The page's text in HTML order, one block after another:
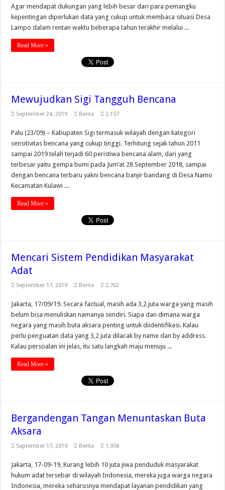
Agar mendapat dukungan yang lebih besar dari para pemangku
kepentingan diperlukan data yang cukup untuk membaca situasi Desa
Lampo dalam rentan waktu beberapa tahun terakhir melalui ...
Read More »
Mewujudkan Sigi Tangguh Bencana
September 24, 2019 Berita 2,157
Palu (23/09) – Kabupaten Sigi termasuk wilayah dengan kategori
sensitivitas bencana yang cukup tinggi. Terhitung sejak tahun 2011
sampai 2019 telah terjadi 60 peristiwa bencana alam, dari yang
terbesar yaitu gempa bumi pada Jum’at 28 September 2018, sampai
dengan bencana terbaru yakni bencana banjir bandang di Desa Namo
Kecamatan Kulawi ...
Read More »
Mencari Sistem Pendidikan Masyarakat
Adat
September 17, 2019 Berita 2,762
Jakarta, 17/09/19. Secara factual, masih ada 3,2 juta warga yang masih
belum bisa menuliskan namanya sendiri. Siapa dan dimana warga
negara yang masih buta aksara penting untuk diidentifikasi. Kalau
perlu penguatan data yang 3,2 juta dilacak by name dan by address.
Kalau persoalan ini jelas, itu satu langkah maju menuju ...
Read More »
Bergandengan Tangan Menuntaskan Buta
Aksara
September 17, 2019 Berita 1,958
Jakarta, 17-09-19, Kurang lebih 10 juta jiwa penduduk masyarakat
hukum adat tersebar di wilayah Indonesia, mereka juga warga negara
Indonesia, mereka seharusnya mendapat layanan pendidikan yang